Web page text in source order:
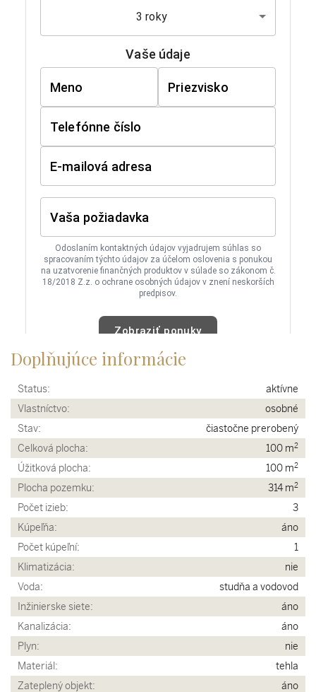
Doplňujúce informácie
Status:
aktívne
Vlastníctvo:
osobné
Stav:
čiastočne prerobený
Celková plocha:
100 m2
Úžitková plocha: 100 m2
Plocha pozemku: 314 m2
Počet izieb:
3
Kúpeľňa:
áno
Počet kúpeľní:
1
Klimatizácia:
nie
Voda:
studňa a vodovod
Inžinierske siete:
áno
Kanalizácia:
áno
Plyn:
nie
Materiál:
tehla
Zateplený objekt:
áno